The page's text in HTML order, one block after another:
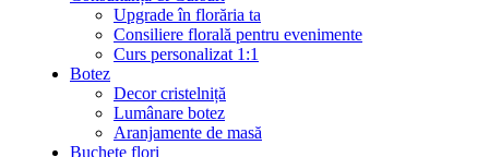
Upgrade în florăria ta
Consiliere florală pentru evenimente
Curs personalizat 1:1
Botez
Decor cristelniță
Lumânare botez
Aranjamente de masă
Buchete flori